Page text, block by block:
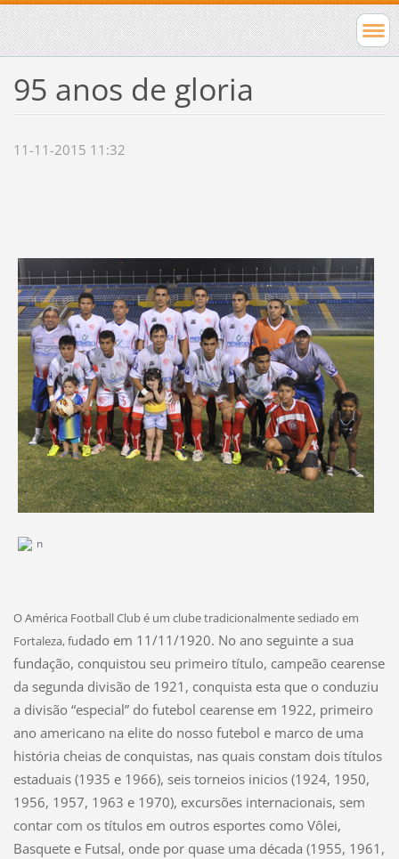
95 anos de gloria
11-11-2015 11:32
n
O América Football Club é um clube tradicionalmente sediado em
Fortaleza, fudado em 11/11/1920. No ano seguinte a sua
fundação, conquistou seu primeiro título, campeão cearense
da segunda divisão de 1921, conquista esta que o conduziu
a divisão “especial” do futebol cearense em 1922, primeiro
ano americano na elite do nosso futebol e marco de uma
história cheias de conquistas, nas quais constam dois títulos
estaduais (1935 e 1966), seis torneios inicios (1924, 1950,
1956, 1957, 1963 e 1970), excursões internacionais, sem
contar com os títulos em outros esportes como Vôlei,
Basquete e Futsal, onde por quase uma década (1955, 1961,